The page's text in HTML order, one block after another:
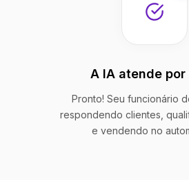
A IA atende
Pronto! Seu funcionário
respondendo clientes,
e vendendo no